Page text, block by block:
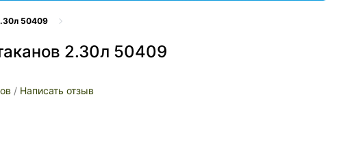
50409
2.30л 50409
/ Написать отзыв